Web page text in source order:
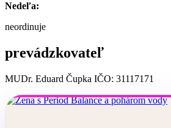
Nedeľa:
neordinuje
prevádzkovateľ
MUDr. Eduard Čupka IČO: 31117171